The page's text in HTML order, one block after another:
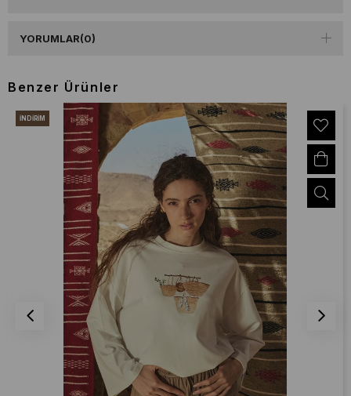
YORUMLAR(0)
Benzer Ürünler
İNDIRIM